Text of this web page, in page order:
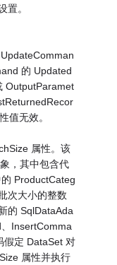
置。
的 Updated
OutputParamet
值无效。
属性。该
，其中包含代
ProductCateg
次大小的整数
的 SqlDataAda
InsertComma
假定 DataSet 对
属性并执行